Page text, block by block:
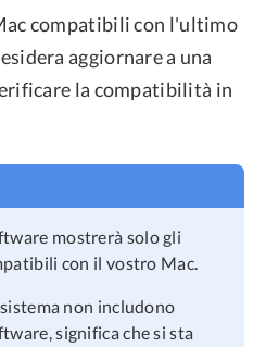
compatibili con l'ultimo
aggiornare a una
la compatibilità in
mostrerà solo gli
con il vostro Mac.
non includono
significa che si sta